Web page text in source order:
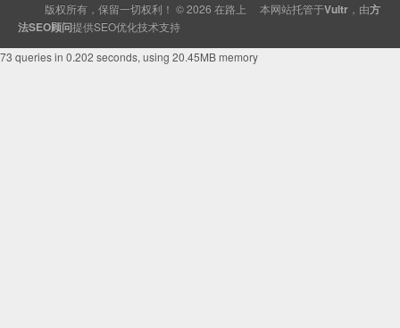
版权所有，保留一切权利！ © 2026 在路上 本网站托管于Vultr ，由方
法SEO顾问提供SEO优化技术支持
73 queries in 0.202 seconds, using 20.45MB memory